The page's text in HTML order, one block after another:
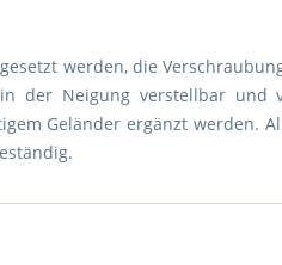
werden, die
der Neigung verstellbar und
Geländer ergänzt werden.